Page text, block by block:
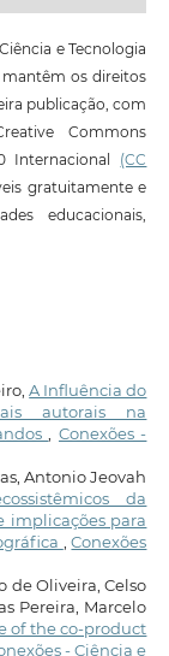
e Tecnologia
os direitos
publicação, com
Commons
Internacional (CC
gratuitamente e
educacionais,
A Influência do
autorais na
Conexões -
Antonio Jeovah
da
implicações para
,Conexões
de Oliveira, Celso
Pereira, Marcelo
of the co-product
- Ciência e